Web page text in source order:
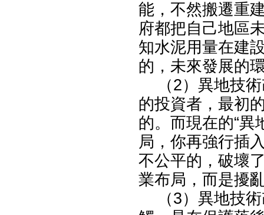
能，不然搬遷重
府都把自己地區
知水泥用量在建
的，未來發展的
（2）異地技術
的投資者，最初
的。而現在的“異
局，你再強行插
不公平的，破壞
業布局，而是擾
（3）異地技術